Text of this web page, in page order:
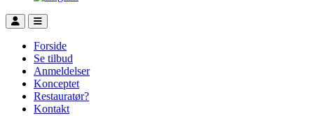
Forside
Se tilbud
Anmeldelser
Konceptet
Restauratør?
Kontakt